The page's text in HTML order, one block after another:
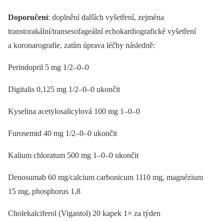
Doporučení: doplnění dalších vyšetření, zejména
transtorakální/transesofageální echokardiografické vyšetření
a koronarografie, zatím úprava léčby následně:
Perindopril 5 mg 1/2–0–0
Digitalis 0,125 mg 1/2–0–0 ukončit
Kyselina acetylosalicylová 100 mg 1–0–0
Furosemid 40 mg 1/2–0–0 ukončit
Kalium chloratum 500 mg 1–0–0 ukončit
Denosumab 60 mg/calcium carbonicum 1110 mg, magnézium
15 mg, phosphorus 1,8
Cholekalciferol (Vigantol) 20 kapek 1× za týden